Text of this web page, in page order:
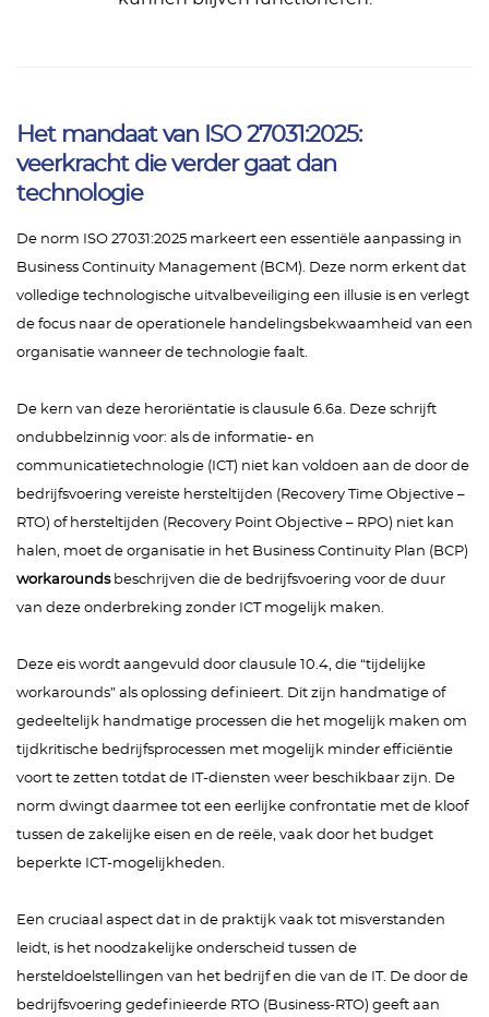
Het mandaat van ISO 27031:2025:
veerkracht die verder gaat dan
technologie
De norm ISO 27031:2025 markeert een essentiële aanpassing in
Business Continuity Management (BCM). Deze norm erkent dat
volledige technologische uitvalbeveiliging een illusie is en verlegt
de focus naar de operationele handelingsbekwaamheid van een
organisatie wanneer de technologie faalt.
De kern van deze heroriëntatie is clausule 6.6a. Deze schrijft
ondubbelzinnig voor: als de informatie- en
communicatietechnologie (ICT) niet kan voldoen aan de door de
bedrijfsvoering vereiste hersteltijden (Recovery Time Objective –
RTO) of hersteltijden (Recovery Point Objective – RPO) niet kan
halen, moet de organisatie in het Business Continuity Plan (BCP)
workaroundsbeschrijven die de bedrijfsvoering voor de duur
van deze onderbreking zonder ICT mogelijk maken.
Deze eis wordt aangevuld door clausule 10.4, die “tijdelijke
workarounds” als oplossing definieert. Dit zijn handmatige of
gedeeltelijk handmatige processen die het mogelijk maken om
tijdkritische bedrijfsprocessen met mogelijk minder efficiëntie
voort te zetten totdat de IT-diensten weer beschikbaar zijn. De
norm dwingt daarmee tot een eerlijke confrontatie met de kloof
tussen de zakelijke eisen en de reële, vaak door het budget
beperkte ICT-mogelijkheden.
Een cruciaal aspect dat in de praktijk vaak tot misverstanden
leidt, is het noodzakelijke onderscheid tussen de
hersteldoelstellingen van het bedrijf en die van de IT. De door de
bedrijfsvoering gedefinieerde RTO (Business-RTO) geeft aan